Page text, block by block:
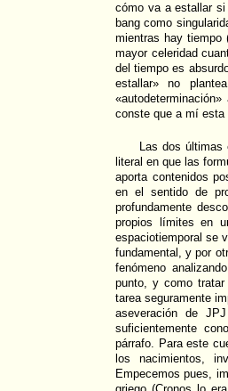
cómo va a estallar
bang como
mientras hay tiempo
mayor celeridad
del tiempo es
estallar» no
conste que a mí esta
Las dos últimas
literal en que las
aporta contenidos
en el sentido de
profundamente
propios límites en
espaciotiemporal se
fundamental, y por
fenómeno
punto, y como tratar
tarea seguramente
aseveración de
suficientemente
párrafo. Para este
los nacimientos,
Empecemos pues,